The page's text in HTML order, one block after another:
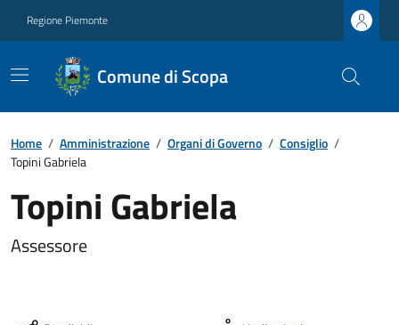
Regione Piemonte
Comune di Scopa
Home / Amministrazione / Organi di Governo / Consiglio /
Topini Gabriela
Topini Gabriela
Assessore